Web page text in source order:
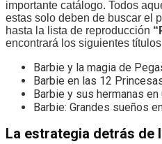
importante catálogo. Todos
estas solo deben de buscar el
hasta la lista de reproducción
encontrará los siguientes
Barbie y la magia de
Barbie en las 12
Barbie y sus hermanas
Barbie: Grandes sueños
La estrategia detrás de